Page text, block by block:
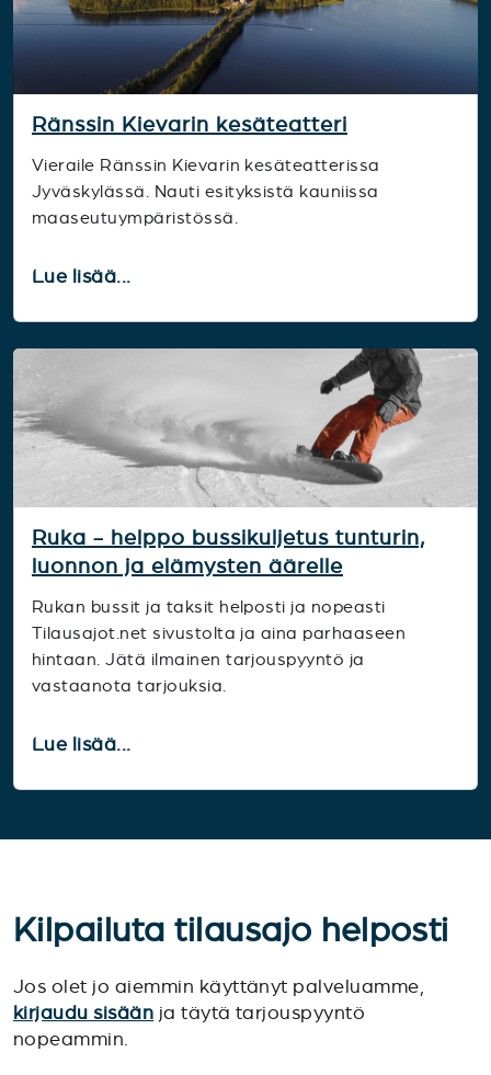
Ränssin Kievarin kesäteatteri
Vieraile Ränssin Kievarin kesäteatterissa
Jyväskylässä. Nauti esityksistä kauniissa
maaseutuympäristössä.
Lue lisää...
Ruka - helppo bussikuljetus tunturin,
luonnon ja elämysten äärelle
Rukan bussit ja taksit helposti ja nopeasti
Tilausajot.net sivustolta ja aina parhaaseen
hintaan. Jätä ilmainen tarjouspyyntö ja
vastaanota tarjouksia.
Lue lisää...
Kilpailuta tilausajo helposti
Jos olet jo aiemmin käyttänyt palveluamme,
kirjaudu sisään ja täytä tarjouspyyntö
nopeammin.